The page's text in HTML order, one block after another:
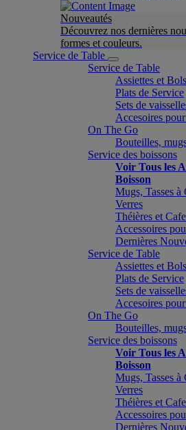
Nouveautés
Découvrez nos dernières
formes et couleurs.
Service de Table
Service de Table
Assiettes et Bols
Plats de Service
Sets de
Accesoires
On The Go
Bouteilles,
Service des boissons
Voir Tous les
Boisson
Mugs, Tasses à
Verres
Théières et
Accessoires
Dernières
Service de Table
Assiettes et Bols
Plats de Service
Sets de
Accesoires
On The Go
Bouteilles,
Service des boissons
Voir Tous les
Boisson
Mugs, Tasses à
Verres
Théières et
Accessoires
Dernières